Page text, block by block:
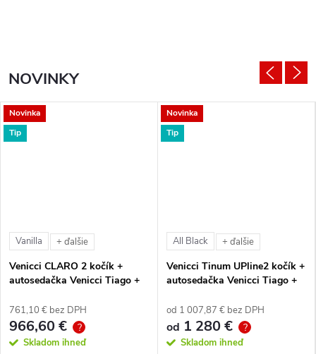
NOVINKY
Novinka
Tip
Vanilla + ďalšie
Venicci CLARO 2 kočík +
autosedačka Venicci Tiago +
761,10 € bez DPH
966,60 € ?
Skladom ihneď
Novinka
Tip
All Black + ďalšie
Venicci Tinum UPline2 kočík +
autosedačka Venicci Tiago +
od 1 007,87 € bez DPH
od 1 280 € ?
Skladom ihneď